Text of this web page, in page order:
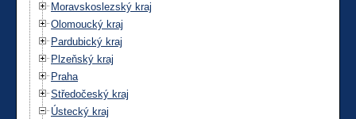
Moravskoslezský kraj
Olomoucký kraj
Pardubický kraj
Plzeňský kraj
Praha
Středočeský kraj
Ústecký kraj